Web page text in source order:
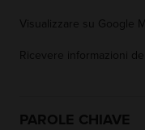
Visualizzare su Google
Ricevere informazioni
PAROLE CHIAVE